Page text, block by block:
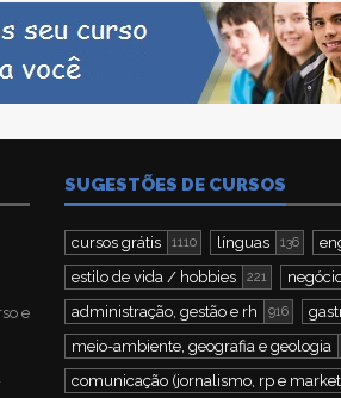
e
SUGESTÕES DE CURSOS
cursos grátis 1110 línguas 136
estilo de vida / hobbies 221
administração, gestão e rh 916
meio-ambiente, geografia e geologia
comunicação (jornalismo, rp e